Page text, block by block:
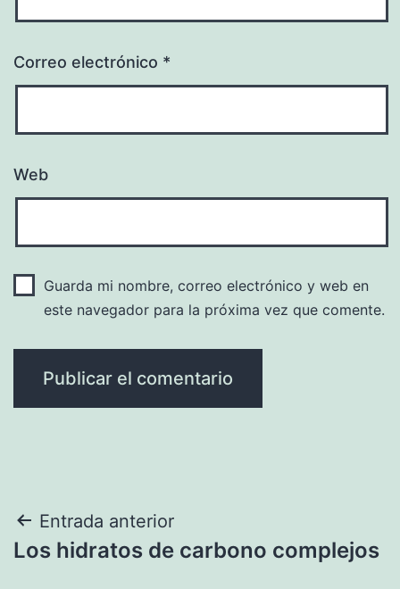
Correo electrónico *
Web
Guarda mi nombre, correo electrónico y web en
este navegador para la próxima vez que comente.
Navegación
de
Entrada anterior
Los hidratos de carbono complejos